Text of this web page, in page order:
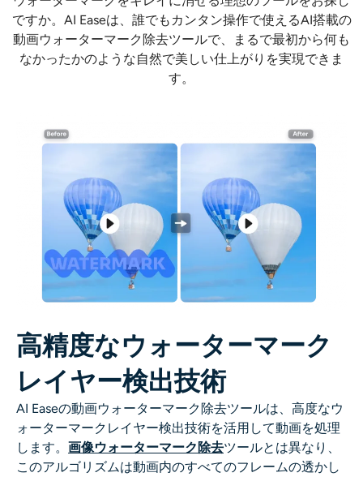
ヘアスタイルチェンジャー
衣類チェンジャー
ヘッドショットジェネレータープロ
AIヘッドショットジェネレーター
パスポート写真メーカー
ビデオツール
ビデオエフェクト
ビデオエンハンサー
動画ウォーターマーク削除ツール
ですか。AI Easeは、誰でもカンタン操作で使えるAI搭載の
動画ウォーターマーク除去ツールで、まるで最初から何も
なかったかのような自然で美しい仕上がりを実現できま
す。
高精度なウォーターマーク
レイヤー検出技術
AI Easeの動画ウォーターマーク除去ツールは、高度なウ
ォーターマークレイヤー検出技術を活用して動画を処理
します。 画像ウォーターマーク除去ツールとは異なり、
このアルゴリズムは動画内のすべてのフレームの透かし